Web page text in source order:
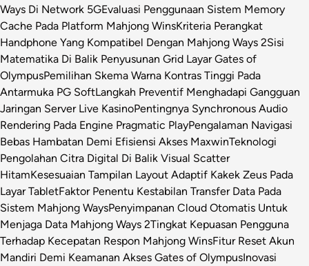
Ways Di Network 5GEvaluasi Penggunaan Sistem Memory
Cache Pada Platform Mahjong WinsKriteria Perangkat
Handphone Yang Kompatibel Dengan Mahjong Ways 2Sisi
Matematika Di Balik Penyusunan Grid Layar Gates of
OlympusPemilihan Skema Warna Kontras Tinggi Pada
Antarmuka PG SoftLangkah Preventif Menghadapi Gangguan
Jaringan Server Live KasinoPentingnya Synchronous Audio
Rendering Pada Engine Pragmatic PlayPengalaman Navigasi
Bebas Hambatan Demi Efisiensi Akses MaxwinTeknologi
Pengolahan Citra Digital Di Balik Visual Scatter
HitamKesesuaian Tampilan Layout Adaptif Kakek Zeus Pada
Layar TabletFaktor Penentu Kestabilan Transfer Data Pada
Sistem Mahjong WaysPenyimpanan Cloud Otomatis Untuk
Menjaga Data Mahjong Ways 2Tingkat Kepuasan Pengguna
Terhadap Kecepatan Respon Mahjong WinsFitur Reset Akun
Mandiri Demi Keamanan Akses Gates of OlympusInovasi